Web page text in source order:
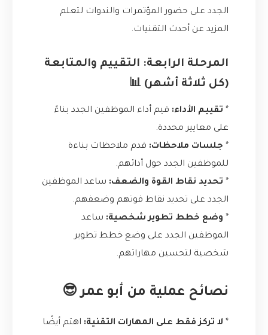
الجدد على حضور المؤتمرات والندوات لتعلم
المزيد عن أحدث التقنيات.
المرحلة الرابعة: التقييم والمتابعة
(كل ثلاثة أشهر) 📊
* تقييم الأداء: قيم أداء الموظفين الجدد بناءً
على معايير محددة.
* جلسات ملاحظات: قدم ملاحظات بناءة
للموظفين الجدد حول أدائهم.
* تحديد نقاط القوة والضعف: ساعد الموظفين
الجدد على تحديد نقاط قوتهم وضعفهم.
* وضع خطط تطوير شخصية: ساعد
الموظفين الجدد على وضع خطط تطوير
شخصية لتحسين مهاراتهم.
نصائح عملية من أبو عمر 😎
* لا تركز فقط على المهارات التقنية: اهتم أيضًا